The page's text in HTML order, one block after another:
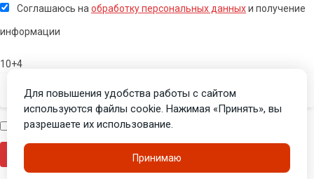
Соглашаюсь на обработку персональных данныхи получение
информации
10+4
Я человек
Для повышения удобства работы с сайтом
используются файлы cookie. Нажимая «Принять», вы
разрешаете их использование.
Принимаю